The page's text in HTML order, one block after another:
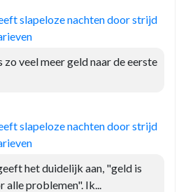
slapeloze nachten door strijd
zo veel meer geld naar de eerste
slapeloze nachten door strijd
het duidelijk aan, "geld is
problemen". Ik...